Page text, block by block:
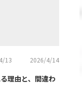
13 2026/4/14
理由と、間違わ